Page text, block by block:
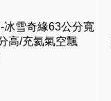
冰雪奇緣63公分寬
高/充氦氣空飄